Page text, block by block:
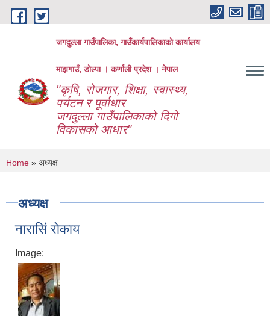
Skip to main content
जगदुल्ला गाउँपालिका, गाउँकार्यपालिकाको कार्यालय
माझगाउँ, डोल्पा । कर्णाली प्रदेश । नेपाल
"कृषि, रोजगार, शिक्षा, स्वास्थ्य,
पर्यटन र पूर्वाधार
जगदुल्ला गाउँपालिकाको दिगो
विकासको आधार"
You are here
Home » अध्यक्ष
अध्यक्ष
नारासिं रोकाय
Image: